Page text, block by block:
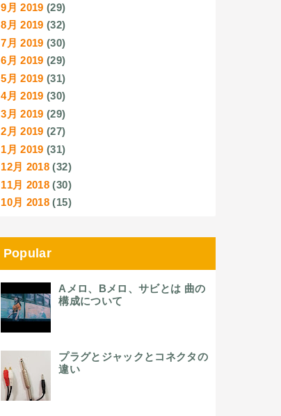
9月 2019 (29)
8月 2019 (32)
7月 2019 (30)
6月 2019 (29)
5月 2019 (31)
4月 2019 (30)
3月 2019 (29)
2月 2019 (27)
1月 2019 (31)
12月 2018 (32)
11月 2018 (30)
10月 2018 (15)
Popular
Aメロ、Bメロ、サビとは 曲の
構成について
プラグとジャックとコネクタの
違い